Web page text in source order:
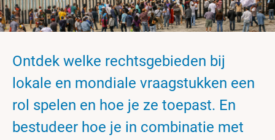
Ontdek welke rechtsgebieden bij
lokale en mondiale vraagstukken een
rol spelen en hoe je ze toepast. En
bestudeer hoe je in combinatie met